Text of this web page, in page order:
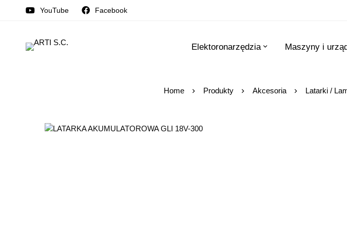
YouTube Facebook
Elektoronarzędzia Maszyny i
Home Produkty Akcesoria Latarki /